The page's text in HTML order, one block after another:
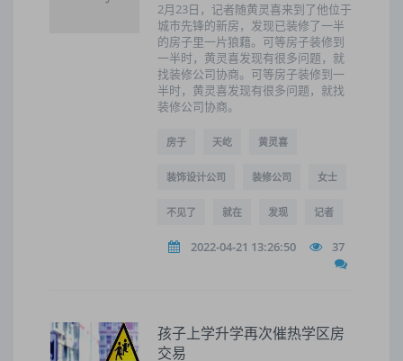
2月23日，记者随黄灵喜来到了他位于
城市先锋的新房，发现已装修了一半
的房子里一片狼藉。可等房子装修到
一半时，黄灵喜发现有很多问题，就
找装修公司协商。可等房子装修到一
半时，黄灵喜发现有很多问题，就找
装修公司协商。
房子 天屹 黄灵喜
装饰设计公司 装修公司 女士
不见了 就在 发现 记者
2022-04-21 13:26:50 37
孩子上学升学再次催热学区房
交易